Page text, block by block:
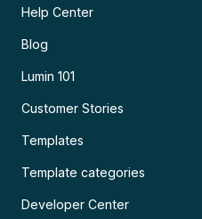
Help Center
Blog
Lumin 101
Customer Stories
Templates
Template categories
Developer Center